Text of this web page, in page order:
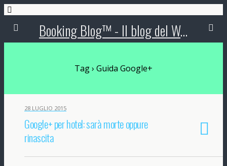
Booking Blog™ - Il blog del Web Marketing Turistico
Tag › Guida Google+
28 LUGLIO 2015
Google+ per hotel: sarà morte oppure
rinascita